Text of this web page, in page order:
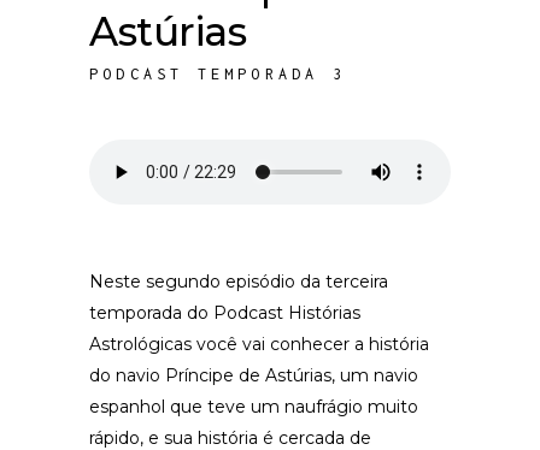
Astúrias
PODCAST TEMPORADA 3
Neste segundo episódio da terceira
temporada do Podcast Histórias
Astrológicas você vai conhecer a história
do navio Príncipe de Astúrias, um navio
espanhol que teve um naufrágio muito
rápido, e sua história é cercada de